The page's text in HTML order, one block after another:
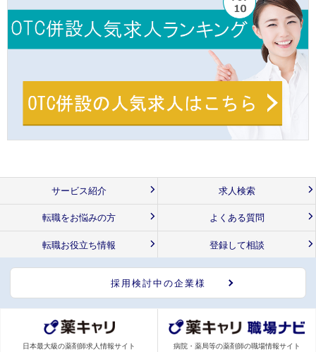
サービス紹介 求人検索
転職をお悩みの方 よくある質問
転職お役立ち情報 登録して相談
採用検討中の企業様
日本最大級の薬剤師求人情報サイト 病院・薬局等の薬剤師の職場情報サイト